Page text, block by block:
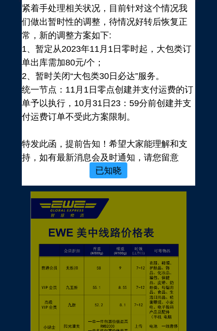
登录
注册新手有礼
价格表
紧着手处理相关状况，目前针对这个情况我
们做出暂时性的调整，待情况好转后恢复正
常，新的调整方案如下:
1、暂定从2023年11月1日零时起，大包类订
单出库需加80元/个；
2、暂时关闭“大包类30日必达”服务。
统一节点：11月1日零点创建并支付运费的订
单予以执行，10月31日23：59分前创建并支
付运费订单不受此方案限制。
特发此函，提前告知！希望大家能理解和支
持，如有最新消息会及时通知，请您留意
EWE转运官网公告，再次感谢您的配合与支
持！
EWE US EXPRESS INC.
2023年10月19日
已知晓